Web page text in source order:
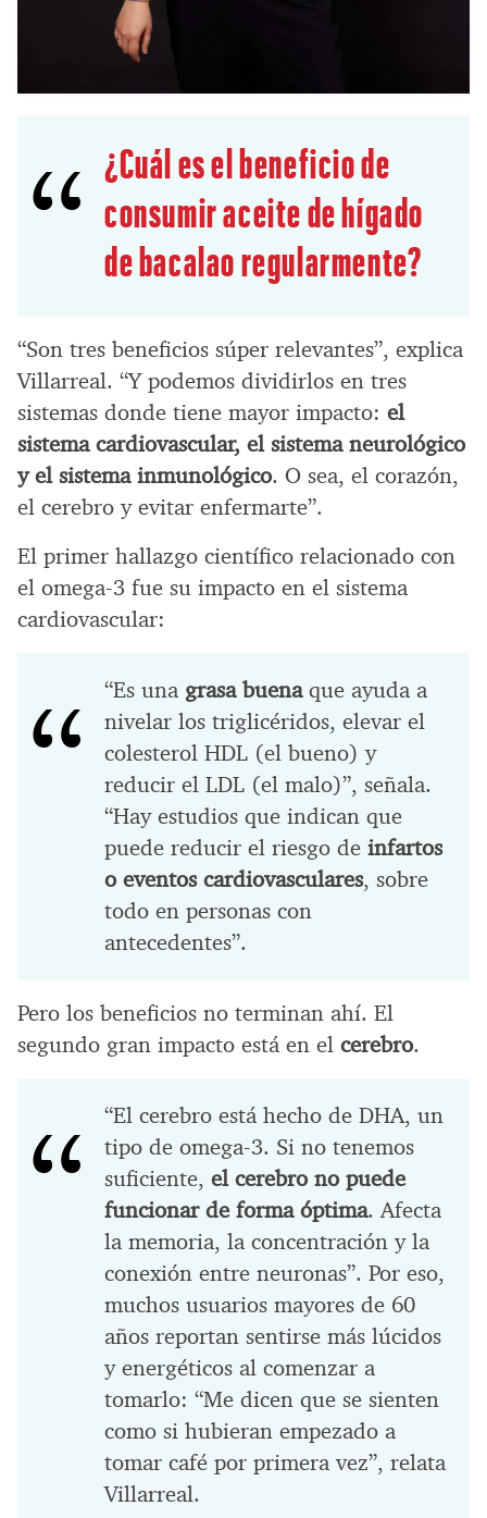
¿Cuál es el beneficio de
consumir aceite de hígado
de bacalao regularmente?
“Son tres beneficios súper relevantes”, explica
Villarreal. “Y podemos dividirlos en tres
sistemas donde tiene mayor impacto: el
sistema cardiovascular, el sistema neurológico
y el sistema inmunológico. O sea, el corazón,
el cerebro y evitar enfermarte”.
El primer hallazgo científico relacionado con
el omega-3 fue su impacto en el sistema
cardiovascular:
“Es una grasa buenaque ayuda a
nivelar los triglicéridos, elevar el
colesterol HDL (el bueno) y
reducir el LDL (el malo)”, señala.
“Hay estudios que indican que
puede reducir el riesgo de infartos
o eventos cardiovasculares, sobre
todo en personas con
antecedentes”.
Pero los beneficios no terminan ahí. El
segundo gran impacto está en el cerebro.
“El cerebro está hecho de DHA, un
tipo de omega-3. Si no tenemos
suficiente, el cerebro no puede
funcionar de forma óptima. Afecta
la memoria, la concentración y la
conexión entre neuronas”. Por eso,
muchos usuarios mayores de 60
años reportan sentirse más lúcidos
y energéticos al comenzar a
tomarlo: “Me dicen que se sienten
como si hubieran empezado a
tomar café por primera vez”, relata
Villarreal.